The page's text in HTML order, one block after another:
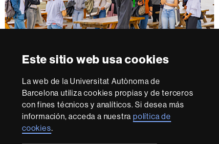
Este sitio web usa cookies
La web de la Universitat Autònoma de
Barcelona utiliza cookies propias y de terceros
con fines técnicos y analíticos. Si desea más
información, acceda a nuestrapolítica de
cookies.
Del 5 al 21 de mayo, los martes y los jueves
Ven a visitarnos con la familia o un grupo de amigas y
amigos. Ofrecemos visitas guiadas de la mano de
estudiantes de cada Facultad y Escuela.¡Apúntate!